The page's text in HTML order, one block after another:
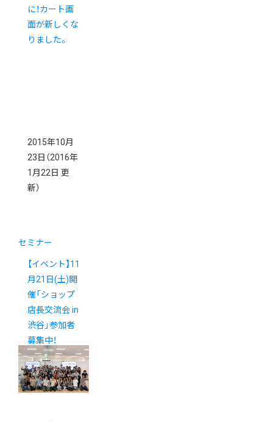
に！カート画
面が新しくな
りました。
2015年10月
23日 （2016年
1月22日 更
新）
セミナー
【イベント】11
月21日(土)開
催「ショップ
店長交流会 in
渋谷」参加者
募集中！